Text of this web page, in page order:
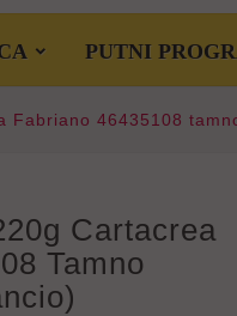
PUTNI
Fabriano 46435108
Cartacrea
Tamno